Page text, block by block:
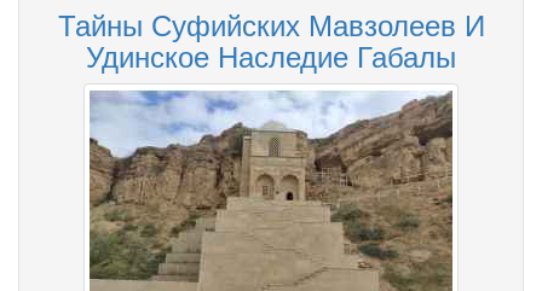
Тайны Суфийских Мавзолеев И
Удинское Наследие Габалы